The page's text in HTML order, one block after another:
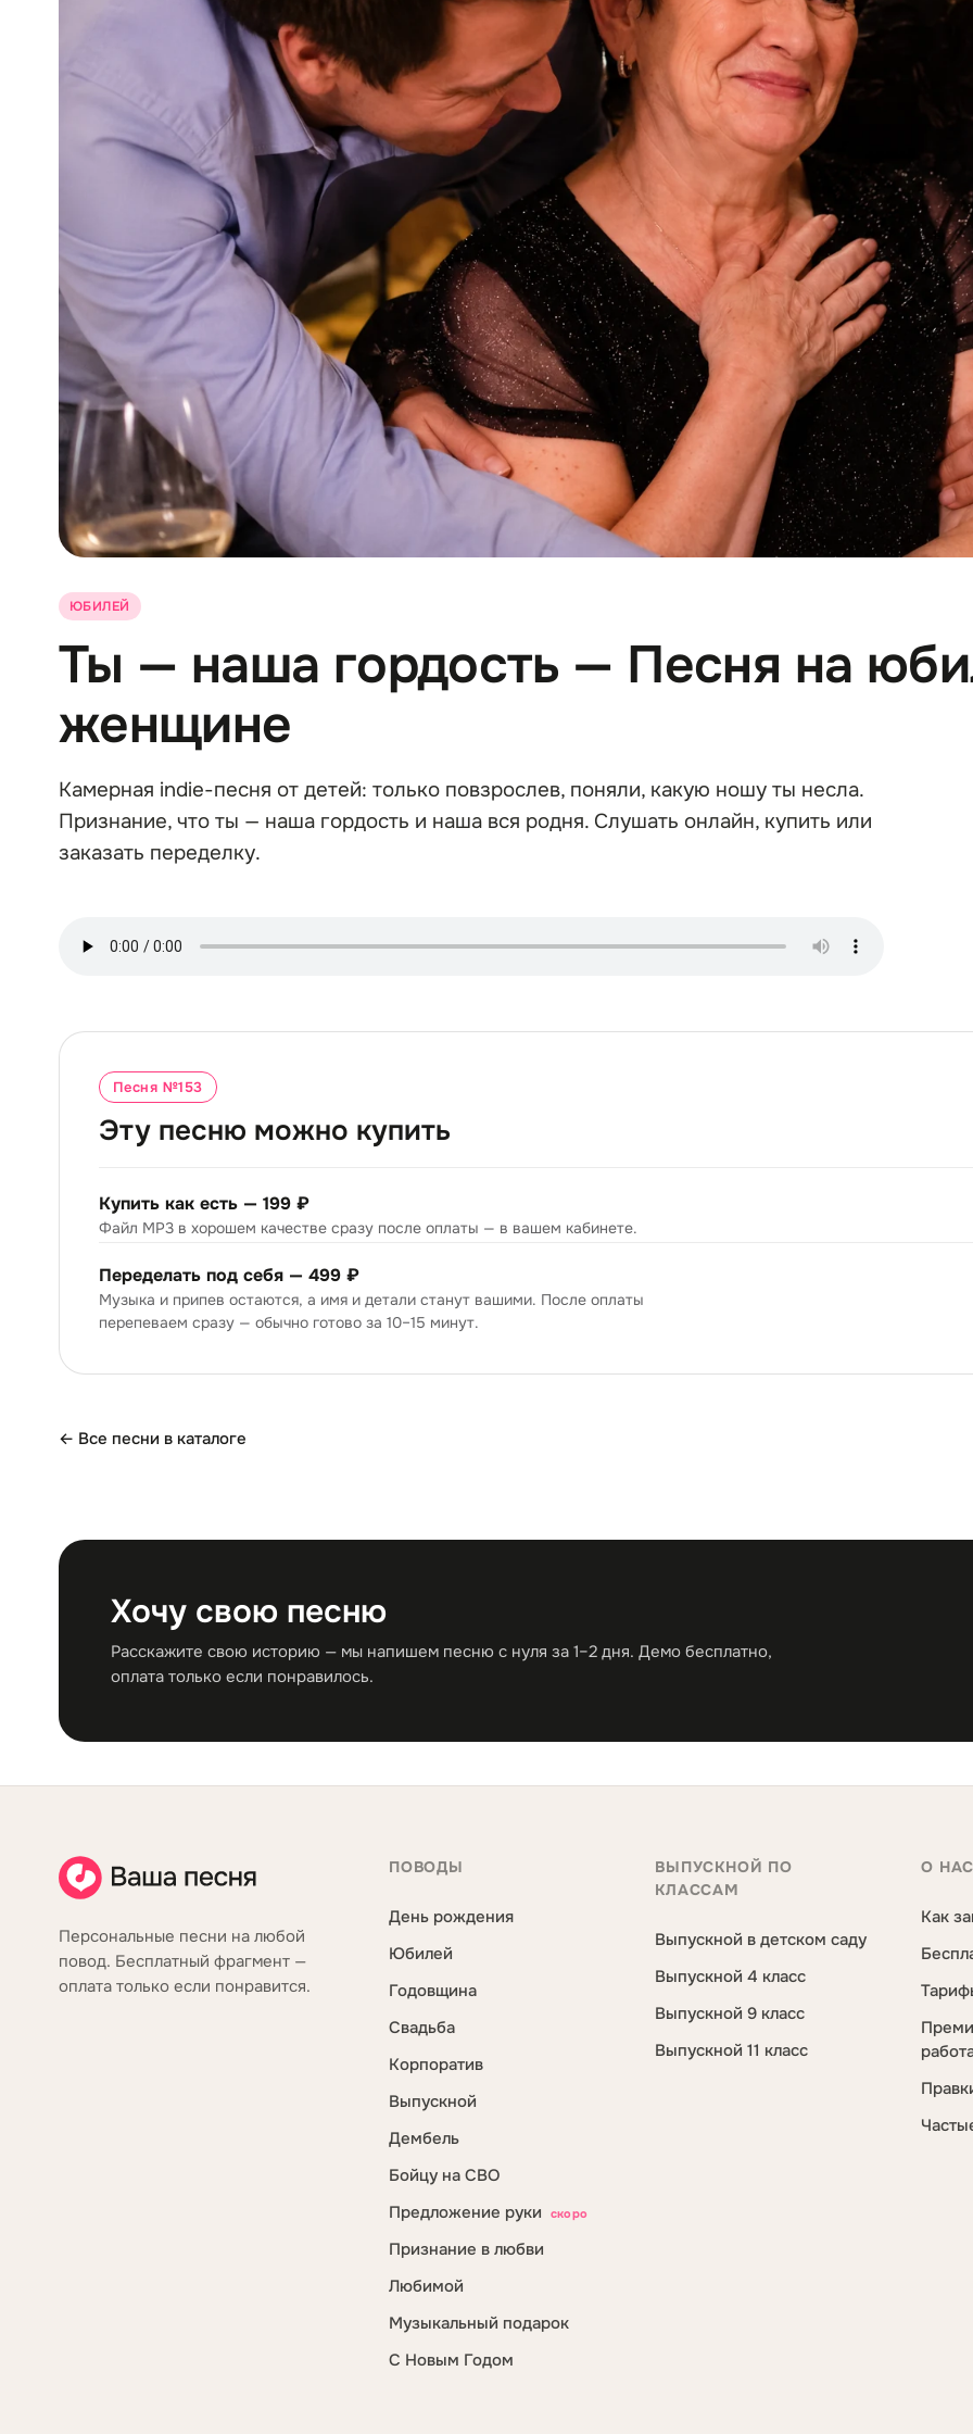
ЮБИЛЕЙ
Ты — наша гордость — Песня на
женщине
Камерная indie-песня от детей: только повзрослев, поняли, какую ношу ты несла.
Признание, что ты — наша гордость и наша вся родня. Слушать онлайн, купить или
заказать переделку.
Песня №153
Эту песню можно купить
Купить как есть — 199 ₽
Файл MP3 в хорошем качестве сразу после оплаты — в вашем кабинете.
Переделать под себя — 499 ₽
Музыка и припев остаются, а имя и детали станут вашими. После оплаты
перепеваем сразу — обычно готово за 10–15 минут.
← Все песни в каталоге
Хочу свою песню
Расскажите свою историю — мы напишем песню с нуля за 1–2 дня. Демо бесплатно,
оплата только если понравилось.
Персональные песни на любой
повод. Бесплатный фрагмент —
оплата только если понравится.
ПОВОДЫ
День рождения
Юбилей
Годовщина
Свадьба
Корпоратив
Выпускной
Дембель
Бойцу на СВО
Предложение руки
скоро
Признание в любви
Любимой
Музыкальный подарок
С Новым Годом
ВЫПУСКНОЙ ПО
КЛАССАМ
Выпускной в детском саду
Выпускной 4 класс
Выпускной 9 класс
Выпускной 11 класс
О
Как